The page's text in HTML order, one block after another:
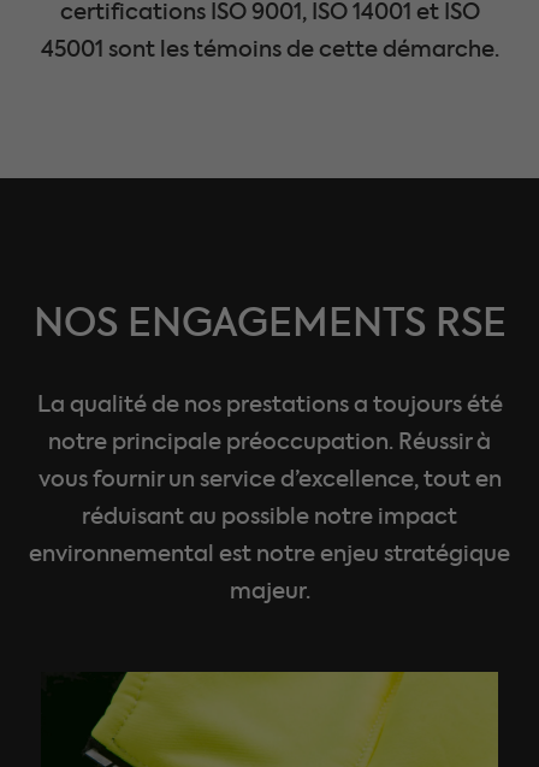
certifications ISO 9001, ISO 14001 et ISO
45001 sont les témoins de cette démarche.
NOS ENGAGEMENTS RSE
La qualité de nos prestations a toujours été
notre principale préoccupation. Réussir à
vous fournir un service d’excellence, tout en
réduisant au possible notre impact
environnemental est notre enjeu stratégique
majeur.